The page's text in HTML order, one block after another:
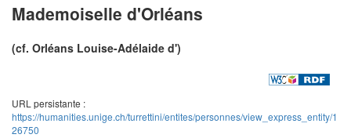
Mademoiselle d'Orléans
(cf. Orléans Louise-Adélaide d')
URL persistante :
https://humanities.unige.ch/turrettini/entites/personnes/view_express_entity/1
26750